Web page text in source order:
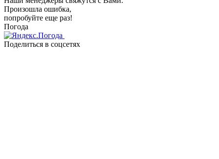
Произошла ошибка,
попробуйте еще раз!
Погода
Поделиться в соцсетях